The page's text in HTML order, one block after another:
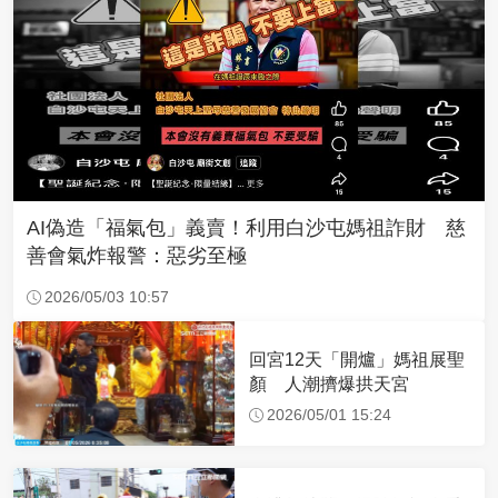
AI偽造「福氣包」義賣！利用白沙屯媽祖詐財 慈
善會氣炸報警：惡劣至極
2026/05/03 10:57
回宮12天「開爐」媽祖展聖
顏 人潮擠爆拱天宮
2026/05/01 15:24